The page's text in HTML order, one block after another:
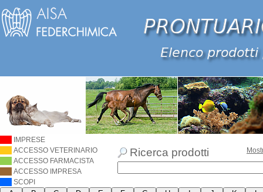
IMPRESE
ACCESSO VETERINARIO
ACCESSO FARMACISTA
ACCESSO IMPRESA
SCOPI
Ricerca prodotti